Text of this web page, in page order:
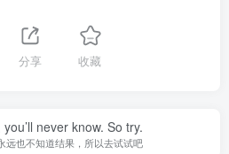
分享 收藏
you’ll never know. So try.
远也不知道结果，所以去试试吧